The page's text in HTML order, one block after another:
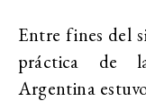
Entre fines del
práctica de
Argentina